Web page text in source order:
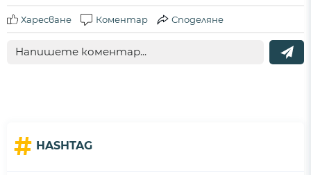
Харесване Коментар Споделяне
# HASHTAG